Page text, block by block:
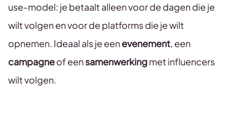
use-model: je betaalt alleen voor de dagen die je
wilt volgen en voor de platforms die je wilt
opnemen. Ideaal als je eenevenement, een
campagneof eensamenwerkingmet influencers
wilt volgen.